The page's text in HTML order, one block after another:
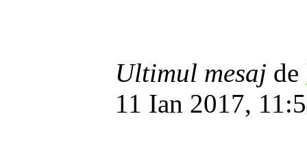
Ultimul mesaj de
11 Ian 2017,